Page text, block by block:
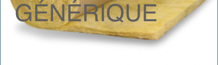
4
Ajouter les matériaux intéressants à "
liste"
Transmettre sa liste de manifestation
d'intérêt pour les matériaux